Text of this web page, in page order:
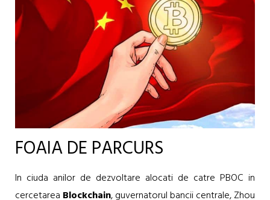
FOAIA DE PARCURS
In ciuda anilor de dezvoltare alocati de catre PBOC in
cercetarea Blockchain, guvernatorul bancii centrale, Zhou